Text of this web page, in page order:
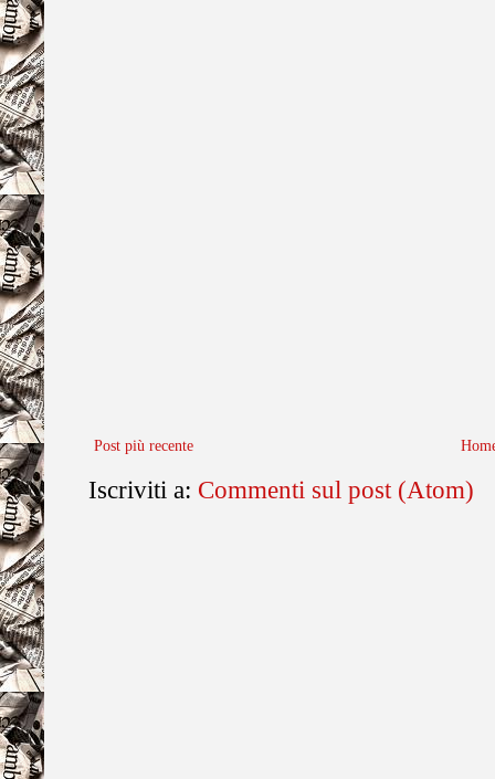
Post più recente
Iscriviti a: Commenti sul post (Atom)